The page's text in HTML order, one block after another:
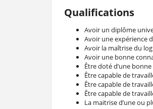
Qualifications
Avoir un diplôme
Avoir une expérience
Avoir la maîtrise du
Avoir une bonne
Être doté d’une
Être capable de
Être capable de
Être capable de
La maitrise d’une ou